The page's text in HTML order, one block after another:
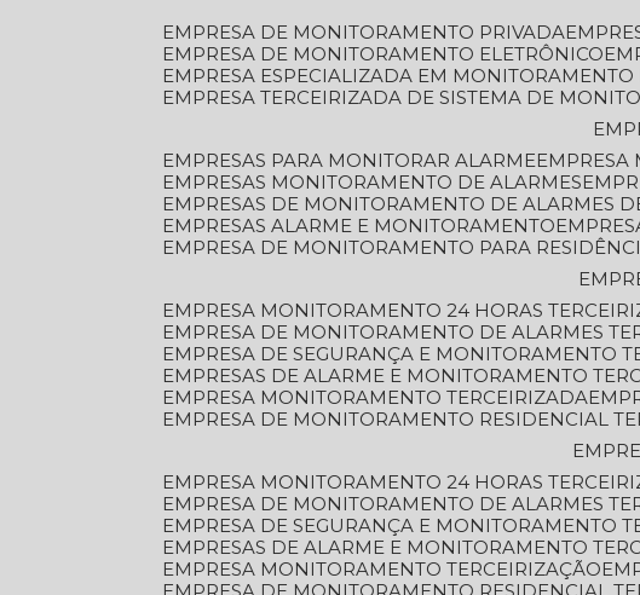
EMPRESA DE MONITORAMENTO PRIVADA
EMPRESA DE MONITORAMENTO ELETRÔNICO
EMPRESA ESPECIALIZADA EM
EMPRESA TERCEIRIZADA DE SISTEMA DE
EMPRESAS PARA MONITORAR ALARME
EMPRESAS MONITORAMENTO DE ALARMES
EMPRESAS DE MONITORAMENTO DE ALARMES
EMPRESAS ALARME E MONITORAMENTO
EMPRESA DE MONITORAMENTO PARA
EMPRESA MONITORAMENTO 24 HORAS
EMPRESA DE MONITORAMENTO DE ALARMES
EMPRESA DE SEGURANÇA E MONITORAMENTO
EMPRESAS DE ALARME E MONITORAMENTO
EMPRESA MONITORAMENTO TERCEIRIZADA
EMPRESA DE MONITORAMENTO RESIDENCIAL
EMPRESA MONITORAMENTO 24 HORAS
EMPRESA DE MONITORAMENTO DE ALARMES
EMPRESA DE SEGURANÇA E MONITORAMENTO
EMPRESAS DE ALARME E MONITORAMENTO
EMPRESA MONITORAMENTO TERCEIRIZAÇÃO